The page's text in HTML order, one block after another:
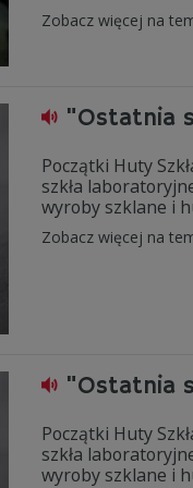
Zobacz więcej na
"Ostatnia
Początki Huty
szkła
wyroby szklane i
Zobacz więcej na
"Ostatnia
Początki Huty
szkła
wyroby szklane i